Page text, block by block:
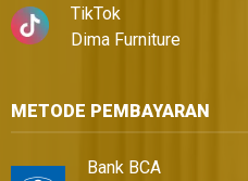
TikTok
Dima Furniture
METODE PEMBAYARAN
Bank BCA